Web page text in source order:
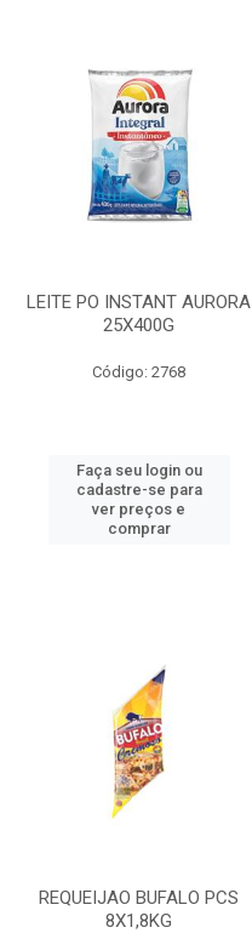
LEITE PO INSTANT AURORA
25X400G
Código: 2768
Faça seu login ou
cadastre-se para
ver preços e
comprar
REQUEIJAO BUFALO PCS
8X1,8KG